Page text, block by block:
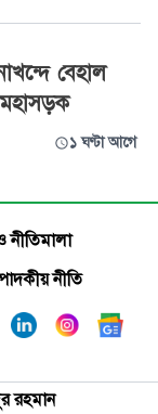
বেহাল
১ ঘণ্টা আগে
নীতিমালা
নীতি
রহমান